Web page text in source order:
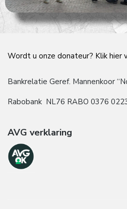
Wordt u onze donateur? Klik hier
Bankrelatie Geref. Mannenkoor
Rabobank NL76 RABO 0376
AVG verklaring